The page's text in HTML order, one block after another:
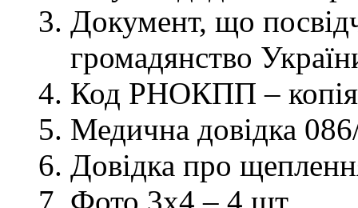
Документ, що
громадянство
Код РНОКПП – копія
Медична довідка
Довідка про